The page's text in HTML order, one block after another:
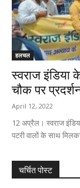
हलचल
स्वराज इंडिया
चौक पर
April 12, 2022
12 अप्रैल। स्वराज
पटरी वालों के साथ
चर्चित पोस्ट